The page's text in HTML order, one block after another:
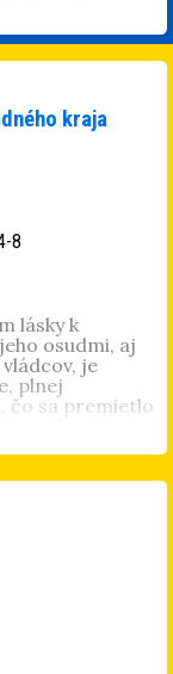
svojej
že scény
kraja
8
lásky k
osudmi, aj
je
plnej
čo sa premietlo